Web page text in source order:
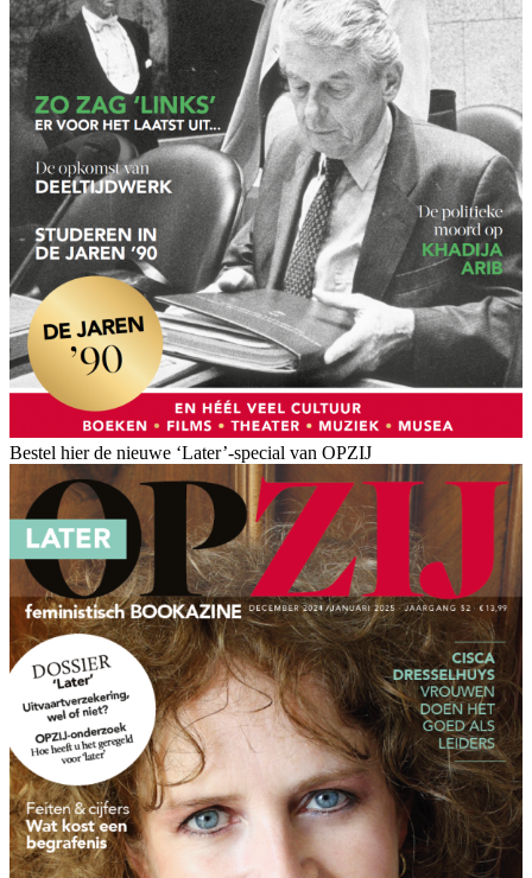
Bestel hier de nieuwe ‘Later’-special van OPZIJ